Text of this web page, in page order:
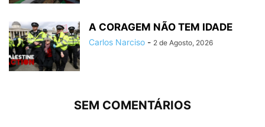
A CORAGEM NÃO TEM IDADE
Carlos Narciso - 2 de Agosto, 2026
SEM COMENTÁRIOS